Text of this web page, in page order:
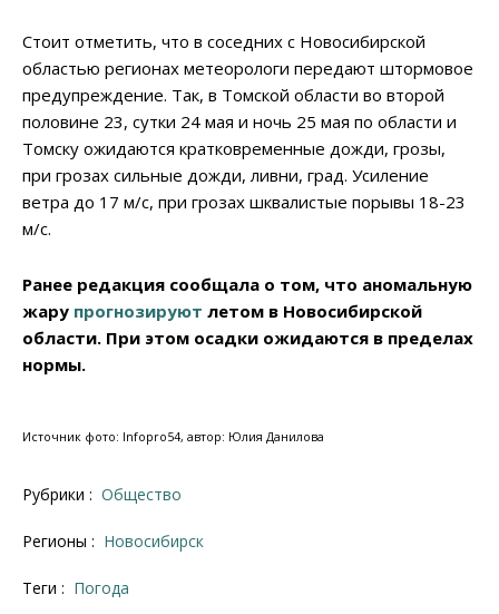
Стоит отметить, что в соседних с Новосибирской
областью регионах метеорологи передают штормовое
предупреждение. Так, в Томской области во второй
половине 23, сутки 24 мая и ночь 25 мая по области и
Томску ожидаются кратковременные дожди, грозы,
при грозах сильные дожди, ливни, град. Усиление
ветра до 17 м/с, при грозах шквалистые порывы 18-23
м/с.
Ранее редакция сообщала о том, что аномальную
жару прогнозируют летом в Новосибирской
области. При этом осадки ожидаются в пределах
нормы.
Источник фото: Infopro54, автор: Юлия Данилова
Рубрики : Общество
Регионы : Новосибирск
Теги : погода